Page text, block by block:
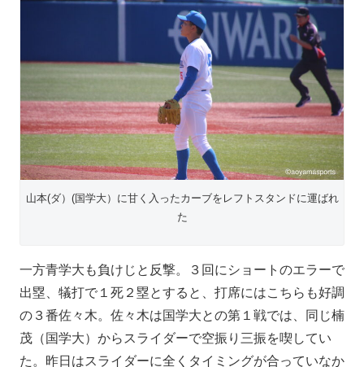
山本(ダ）(国学大）に甘く入ったカーブをレフトスタンドに運ばれ
た
一方青学大も負けじと反撃。３回にショートのエラーで
出塁、犠打で１死２塁とすると、打席にはこちらも好調
の３番佐々木。佐々木は国学大との第１戦では、同じ楠
茂（国学大）からスライダーで空振り三振を喫してい
た。昨日はスライダーに全くタイミングが合っていなか